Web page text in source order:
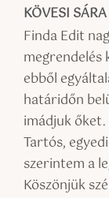
Értékel
és: 5
/ 5
KÖVESI SÁRA
Finda Edit
megrendelés
ebből
határidőn
imádjuk
Tartós,
szerintem a
Köszönjük